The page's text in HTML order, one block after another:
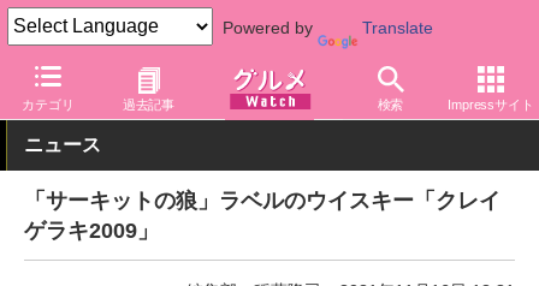
Powered by Translate
カテゴリ 過去記事 検索 Impressサイト
グルメ Watch アルコール ウイスキー
ニュース
「サーキットの狼」ラベルのウイスキー「クレイ
ゲラキ2009」